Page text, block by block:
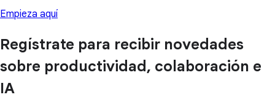
Empieza aquí
Regístrate para recibir novedades
sobre productividad, colaboración e
IA